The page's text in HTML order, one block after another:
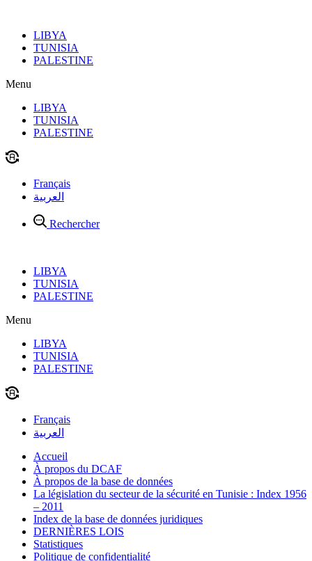
contenuLIBYA
TUNISIA
PALESTINE
Menu
LIBYA
TUNISIA
PALESTINE
Français
العربية
Rechercher
LIBYA
TUNISIA
PALESTINE
Menu
LIBYA
TUNISIA
PALESTINE
Français
العربية
Accueil
À propos du DCAF
À propos de la base de données
La législation du secteur de la sécurité en Tunisie : Index 1956
– 2011
Index de la base de données juridiques
DERNIÈRES LOIS
Statistiques
Politique de confidentialité